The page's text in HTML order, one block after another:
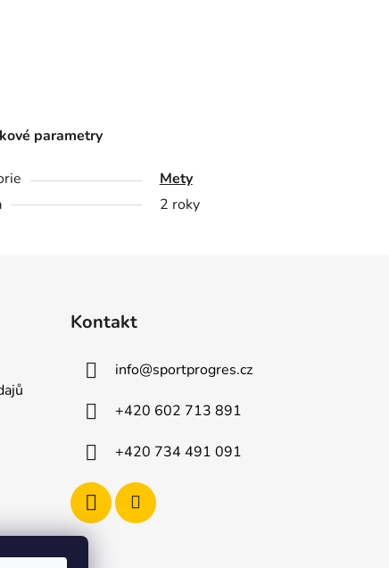
parametry
Mety
2 roky
Kontakt
info@sportprogres.cz
+420 602 713 891
+420 734 491 091